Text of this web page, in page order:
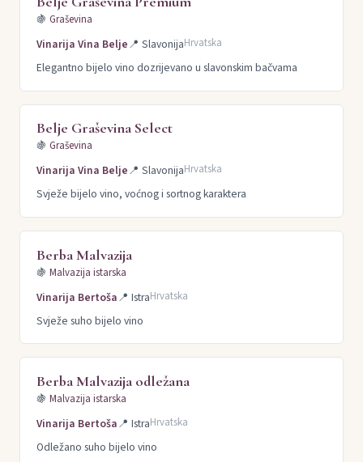
🍇 Graševina
Vinarija Vina Belje📍 SlavonijaHrvatska
Elegantno bijelo vino dozrijevano u slavonskim bačvama
Belje Graševina Select
🍇 Graševina
Vinarija Vina Belje📍 SlavonijaHrvatska
Svježe bijelo vino, voćnog i sortnog karaktera
Berba Malvazija
🍇 Malvazija istarska
Vinarija Bertoša📍 IstraHrvatska
Svježe suho bijelo vino
Berba Malvazija odležana
🍇 Malvazija istarska
Vinarija Bertoša📍 IstraHrvatska
Odležano suho bijelo vino